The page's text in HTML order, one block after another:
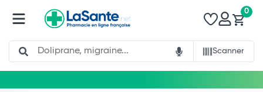
Search
Scanner
0